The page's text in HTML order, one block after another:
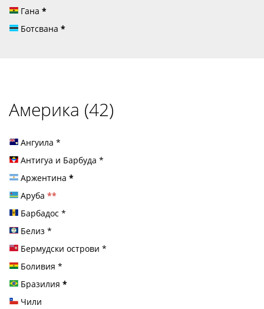
Гана *
Ботсвана *
Америка (42)
Ангуила *
Антигуа и Барбуда *
Аржентина *
Аруба **
Барбадос *
Белиз *
Бермудски острови *
Боливия *
Бразилия *
Чили